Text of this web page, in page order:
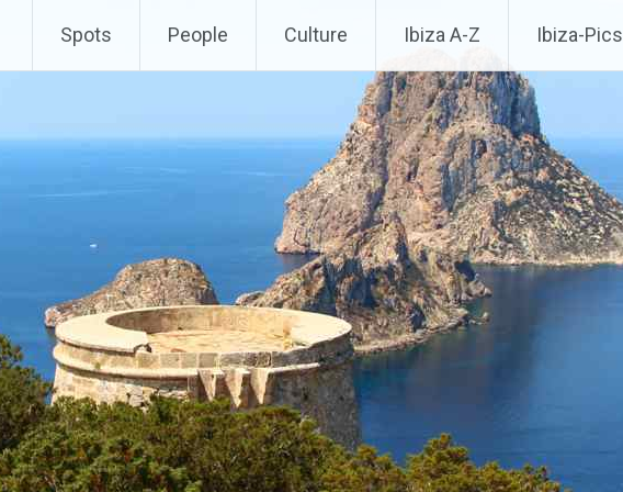
Spots People Culture Ibiza A-Z Ibiza-Pics